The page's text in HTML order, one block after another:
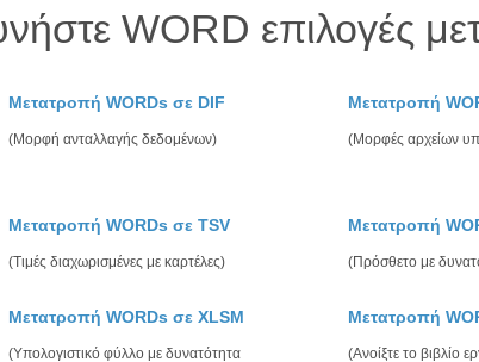
WORD επιλογές
Μετατροπή WORDs σε DIF
(Μορφή ανταλλαγής δεδομένων)
Μετατροπή
(Μορφές αρχείων
Μετατροπή WORDs σε TSV
(Τιμές διαχωρισμένες με καρτέλες)
Μετατροπή
(Πρόσθετο με
Μετατροπή WORDs σε XLSM
(Υπολογιστικό φύλλο με δυνατότητα
Μετατροπή
(Ανοίξτε το βιβλίο